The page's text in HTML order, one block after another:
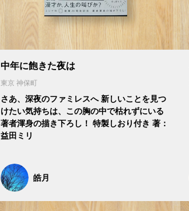
中年に飽きた夜は
東京 神保町
さあ、深夜のファミレスへ 新しいことを見つ
けたい気持ちは、この胸の中で枯れずにいる
著者渾身の描き下ろし！ 特製しおり付き 著：
益田ミリ
皓月